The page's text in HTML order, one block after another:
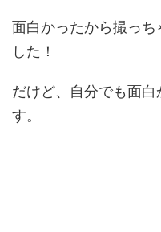
面白かったから撮っち
した！
だけど、自分でも面
す。